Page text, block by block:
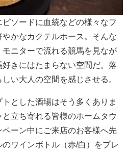
ソードに血統などの様々なフ
かなカクテルホース。そんな
ニターで流れる競馬を見なが
きにはたまらない空間だ。落
い大人の空間を感じさせる。
トとした酒場はそう多くありま
立ち寄れる皆様のホームタウ
ーン中にご来店のお客様へ先
ワインボトル（赤/白）をプレ